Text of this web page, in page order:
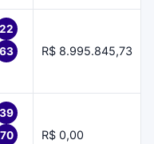
22
63
R$ 8.995.845,73
39
70
R$ 0,00